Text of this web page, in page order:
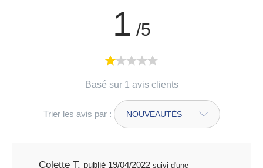
1 /5
Basé sur 1 avis clients
Trier les avis par :
Colette T. publié 19/04/2022 suivi d'une